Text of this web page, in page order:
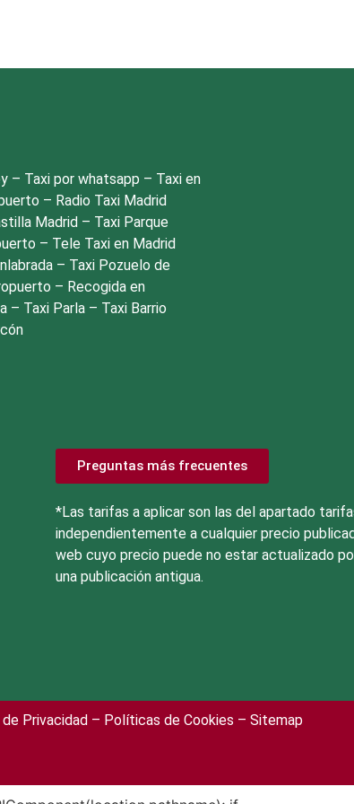
– Taxi por whatsapp – Taxi en
– Radio Taxi Madrid
Madrid – Taxi Parque
– Tele Taxi en Madrid
– Taxi Pozuelo de
– Recogida en
– Taxi Parla – Taxi Barrio
Preguntas más frecuentes
*Las tarifas a aplicar son las del apartado
independientemente a cualquier precio
web cuyo precio puede no estar actualizado
una publicación antigua.
Privacidad – Políticas de Cookies – Sitemap